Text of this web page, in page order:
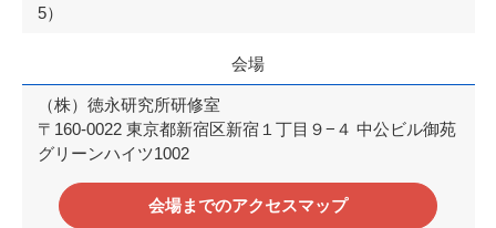
5）
会場
（株）徳永研究所研修室
〒160-0022 東京都新宿区新宿１丁目９−４ 中公ビル御苑
グリーンハイツ1002
会場までのアクセスマップ